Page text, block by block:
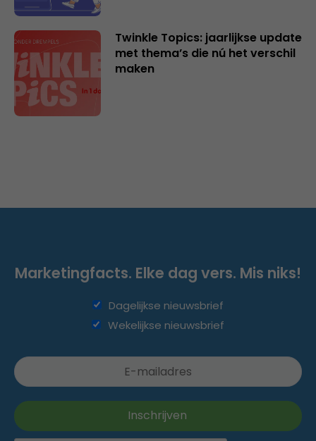
Twinkle Topics: jaarlijkse update
met thema’s die nú het verschil
maken
Marketingfacts. Elke dag vers. Mis niks!
Dagelijkse nieuwsbrief
Wekelijkse nieuwsbrief